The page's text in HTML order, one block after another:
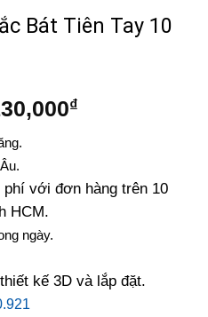
Bát Tiên Tay 10
₫Giá
12,130,000₫.
phí với đơn hàng trên 10
HCM.
ngày.
kế 3D và lắp đặt.